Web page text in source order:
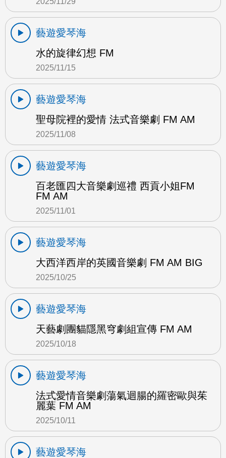
藝遊愛琴海
水的旋律幻想 FM
2025/11/15
藝遊愛琴海
聖母院裡的愛情 法式音樂劇 FM AM
2025/11/08
藝遊愛琴海
百老匯四大音樂劇巡禮 西貢小姐FM
FM AM
2025/11/01
藝遊愛琴海
大西洋西岸的英國音樂劇 FM AM BIG
2025/10/25
藝遊愛琴海
天藝劇團貓隱黑穹劇組宣傳 FM AM
2025/10/18
藝遊愛琴海
法式愛情音樂劇蕩氣迴腸的羅密歐與茱
麗葉 FM AM
2025/10/11
藝遊愛琴海